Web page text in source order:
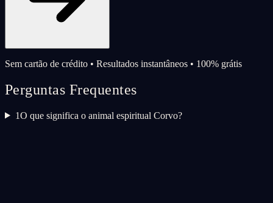
Sem cartão de crédito • Resultados instantâneos • 100% grátis
Perguntas Frequentes
1O que significa o animal espiritual Corvo?